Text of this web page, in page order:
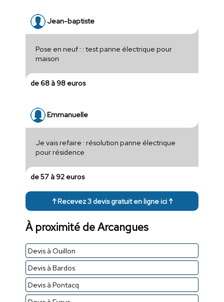
Jean-baptiste
Pose en neuf : : test panne électrique pour
maison
de 68 à 98 euros
Emmanuelle
Je vais refaire : résolution panne électrique
pour résidence
de 57 à 92 euros
↑ Recevez 3 devis gratuit en ligne ici ↑
À proximité de Arcangues
Devis à Ouillon
Devis à Bardos
Devis à Pontacq